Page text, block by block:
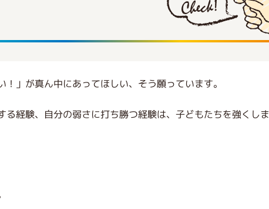
」が真ん中にあってほしい、そう願っています。
経験、自分の弱さに打ち勝つ経験は、子どもたちを強くしま